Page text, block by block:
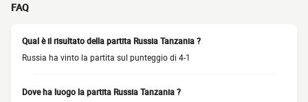
FAQ
Qual è il risultato della partita Russia Tanzania ?
Russia ha vinto la partita sul punteggio di 4-1
Dove ha luogo la partita Russia Tanzania ?